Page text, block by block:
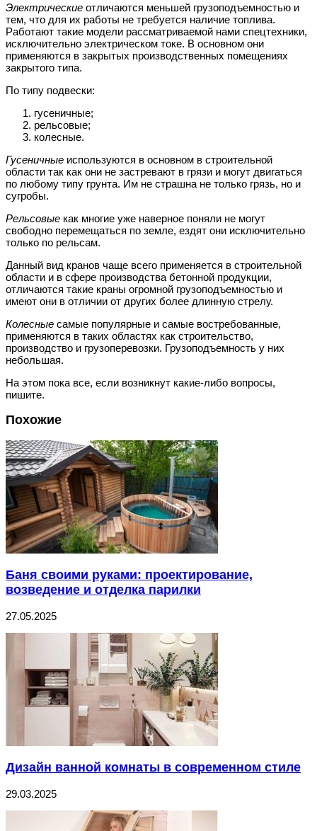
Электрические отличаются меньшей грузоподъемностью и
тем, что для их работы не требуется наличие топлива.
Работают такие модели рассматриваемой нами спецтехники,
исключительно электрическом токе. В основном они
применяются в закрытых производственных помещениях
закрытого типа.
По типу подвески:
гусеничные;
рельсовые;
колесные.
Гусеничные используются в основном в строительной
области так как они не застревают в грязи и могут двигаться
по любому типу грунта. Им не страшна не только грязь, но и
сугробы.
Рельсовые как многие уже наверное поняли не могут
свободно перемещаться по земле, ездят они исключительно
только по рельсам.
Данный вид кранов чаще всего применяется в строительной
области и в сфере производства бетонной продукции,
отличаются такие краны огромной грузоподъемностью и
имеют они в отличии от других более длинную стрелу.
Колесные самые популярные и самые востребованные,
применяются в таких областях как строительство,
производство и грузоперевозки. Грузоподъемность у них
небольшая.
На этом пока все, если возникнут какие-либо вопросы,
пишите.
Похожие
Баня своими руками: проектирование,
возведение и отделка парилки
27.05.2025
Дизайн ванной комнаты в современном стиле
29.03.2025